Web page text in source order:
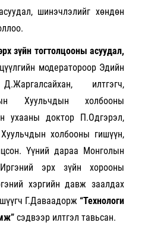
шинэчлэлийг хөндөн
зүйн тогтолцооны асуудал,
модератороор Эдийн
илтгэгч,
Хуульчдын холбооны
ухааны доктор П.Одгэрэл,
холбооны гишүүн,
Үүний дараа Монголын
эрх зүйн хорооны
хэргийн давж заалдах
Г.Даваадорж “Технологи
сэдвээр илтгэл тавьсан.